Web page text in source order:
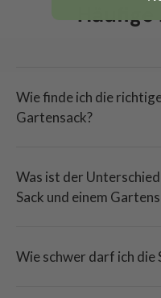
Häufige
Wie finde ich die
Gartensack?
Was ist der
Sack und einem
Wie schwer darf ich die